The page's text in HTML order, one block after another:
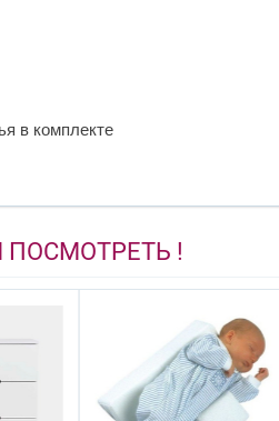
в комплекте
!